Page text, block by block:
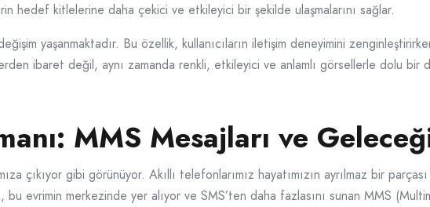
hedef kitlelerine daha çekici ve etkileyici bir şekilde ulaşmalarını sağlar.
yaşanmaktadır. Bu özellik, kullanıcıların iletişim deneyimini
ibaret değil, aynı zamanda renkli, etkileyici ve anlamlı görsellerle dolu bir
MMS Mesajları ve
çıkıyor gibi görünüyor. Akıllı telefonlarımız hayatımızın ayrılmaz bir
evrimin merkezinde yer alıyor ve SMS’ten daha fazlasını sunan MMS